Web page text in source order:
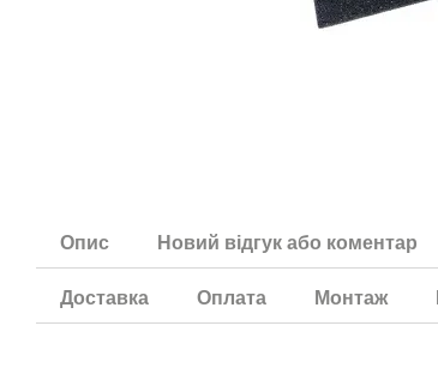
Опис Новий відгук або коментар
Доставка Оплата Монтаж